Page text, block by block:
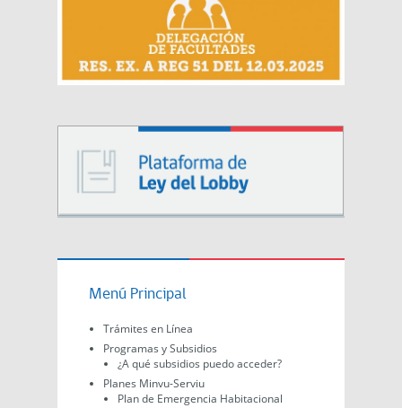
Menú Principal
Trámites en Línea
Programas y Subsidios
¿A qué subsidios puedo acceder?
Planes Minvu-Serviu
Plan de Emergencia Habitacional